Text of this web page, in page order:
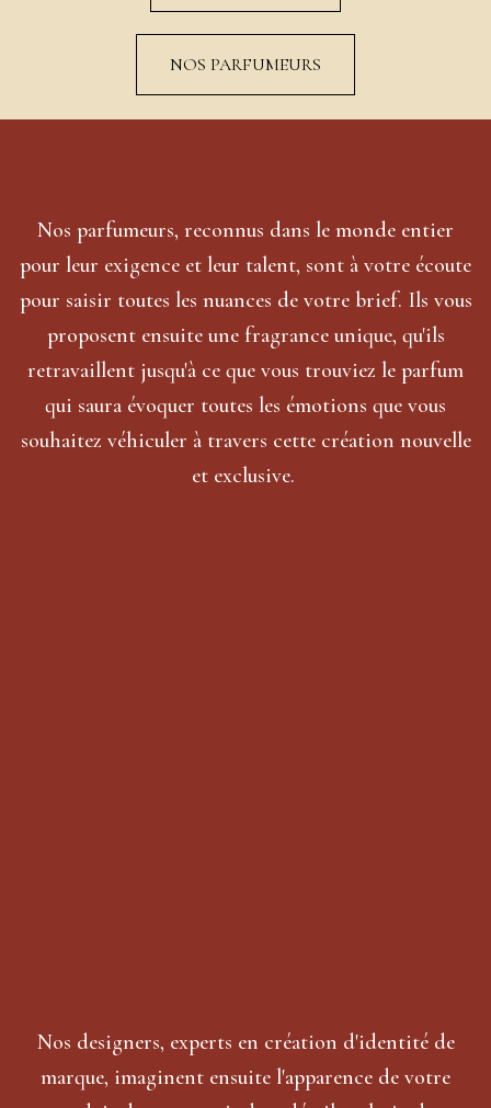
NOS PARFUMEURS
Nos parfumeurs, reconnus dans le monde entier
pour leur exigence et leur talent, sont à votre écoute
pour saisir toutes les nuances de votre brief. Ils vous
proposent ensuite une fragrance unique, qu'ils
retravaillent jusqu'à ce que vous trouviez le parfum
qui saura évoquer toutes les émotions que vous
souhaitez véhiculer à travers cette création nouvelle
et exclusive.
Nos designers, experts en création d'identité de
marque, imaginent ensuite l'apparence de votre